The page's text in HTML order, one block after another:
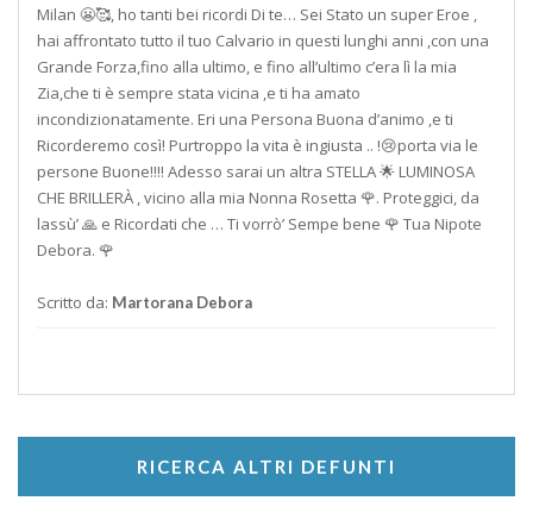
Milan 😬🥰, ho tanti bei ricordi Di te… Sei Stato un super Eroe ,
hai affrontato tutto il tuo Calvario in questi lunghi anni ,con una
Grande Forza,fino alla ultimo, e fino all’ultimo c’era lì la mia
Zia,che ti è sempre stata vicina ,e ti ha amato
incondizionatamente. Eri una Persona Buona d’animo ,e ti
Ricorderemo così! Purtroppo la vita è ingiusta .. !😢porta via le
persone Buone!!!! Adesso sarai un altra STELLA 🌟 LUMINOSA
CHE BRILLERÀ , vicino alla mia Nonna Rosetta 🌹. Proteggici, da
lassù’ 🙏 e Ricordati che … Ti vorrò’ Sempe bene 🌹 Tua Nipote
Debora. 🌹
Scritto da: Martorana Debora
RICERCA ALTRI DEFUNTI